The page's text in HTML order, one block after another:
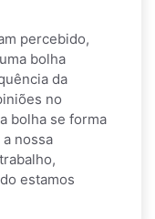
percebido,
bolha
da
no
bolha se forma
nossa
estamos